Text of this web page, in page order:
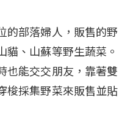
的部落婦人，販售的野
貓、山蘇等野生蔬菜。
也能交交朋友，靠著雙
梭採集野菜來販售並貼